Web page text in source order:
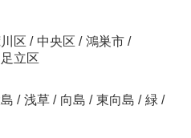
区 / 中央区 / 鴻巣市 /
足立区
/ 浅草 / 向島 / 東向島 / 緑 /